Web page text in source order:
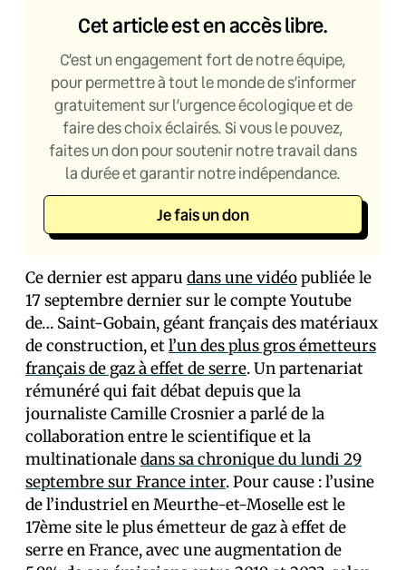
Cet article est en accès libre.
C’est un engagement fort de notre équipe,
pour permettre à tout le monde de s’informer
gratuitement sur l’urgence écologique et de
faire des choix éclairés. Si vous le pouvez,
faites un don pour soutenir notre travail dans
la durée et garantir notre indépendance.
Je fais un don
Ce dernier est apparu dans une vidéopubliée le
17 septembre dernier sur le compte Youtube
de… Saint-Gobain, géant français des matériaux
de construction, etl’un des plus gros émetteurs
français de gaz à effet de serre. Un partenariat
rémunéré qui fait débat depuis que la
journaliste Camille Crosnier a parlé de la
collaboration entre le scientifique et la
multinationaledans sa chronique du lundi 29
septembre sur France inter. Pour cause : l’usine
de l’industriel en Meurthe-et-Moselle est le
17ème site le plus émetteur de gaz à effet de
serre en France, avec une augmentation de